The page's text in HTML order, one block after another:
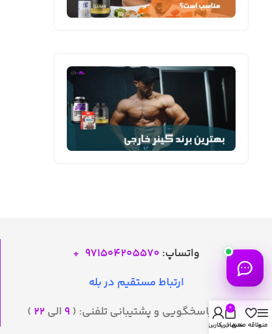
واتساپ: 971504205570
+
ارتباط مستقیم در بله
ساعات پاسخگویی و پشتیبانی تلفنی: ( ۹ الی ۲۲ )
منوعلاقه مندی
0
سبد خرید
حساب کاربری من